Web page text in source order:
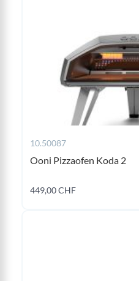
10.50087
Ooni Pizzaofen Koda 2
449,00 CHF